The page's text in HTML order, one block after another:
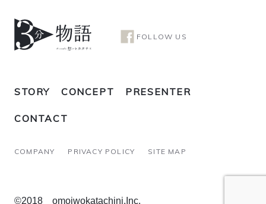
FOLLOW US
STORY CONCEPT PRESENTER
CONTACT
COMPANY PRIVACY POLICY SITE MAP
©2018 omoiwokatachini.Inc.